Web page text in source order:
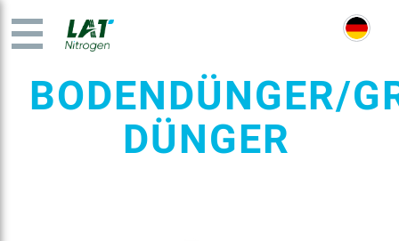
BODENDÜNGER/
DÜNGER